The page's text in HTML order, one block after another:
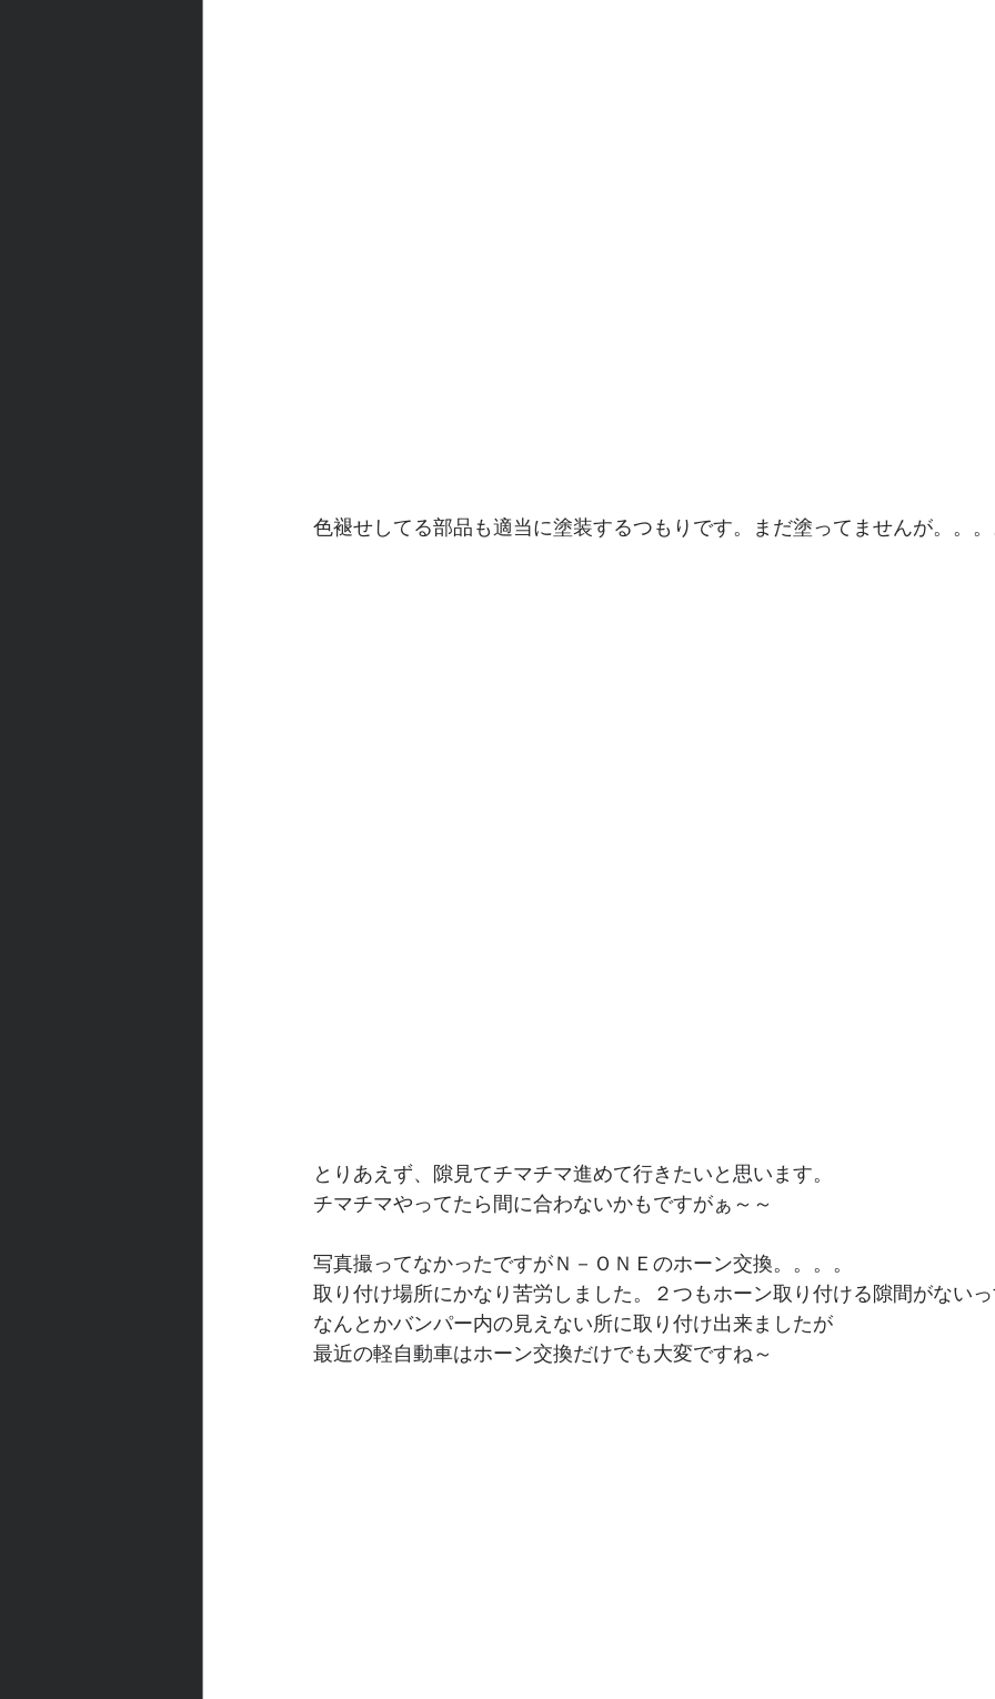
色褪せしてる部品も適当に塗装するつもりです。まだ塗ってませんが。。
とりあえず、隙見てチマチマ進めて行きたいと思います。
チマチマやってたら間に合わないかもですがぁ～～
写真撮ってなかったですがＮ－ＯＮＥのホーン交換。。。。
取り付け場所にかなり苦労しました。２つもホーン取り付ける隙間がない
なんとかバンパー内の見えない所に取り付け出来ましたが
最近の軽自動車はホーン交換だけでも大変ですね～